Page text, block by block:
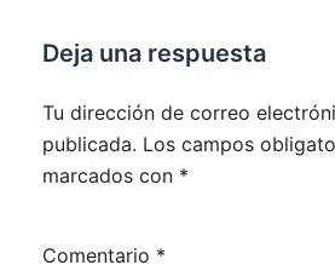
Deja una respuesta
Tu dirección de correo
publicada. Los campos
marcados con *
Comentario *